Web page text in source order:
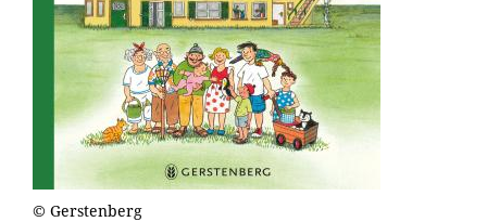
© Gerstenberg